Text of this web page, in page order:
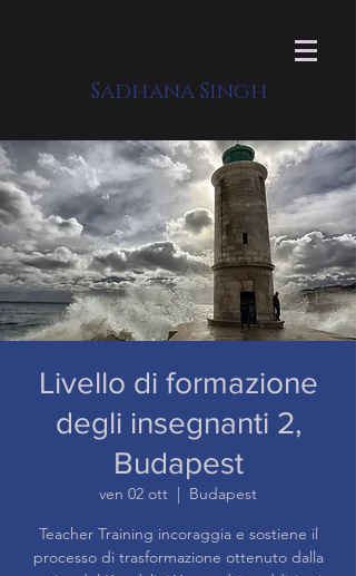
Sadhana Singh
Livello di formazione
degli insegnanti 2,
Budapest
ven 02 ott
  |
Budapest
​Teacher Training incoraggia e sostiene il
processo di trasformazione ottenuto dalla